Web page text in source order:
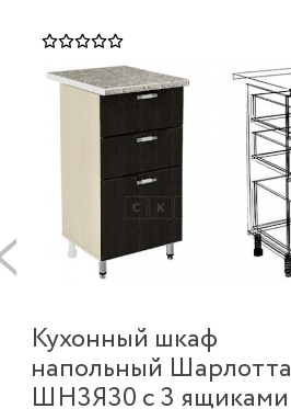
Кухонный шкаф
напольный Шарлотта
ШН3Я30 с 3 ящиками